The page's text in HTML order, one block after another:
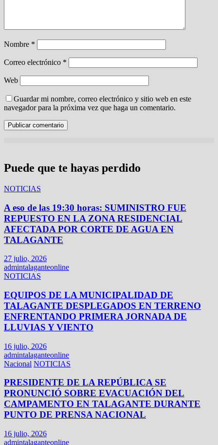
Nombre *
Correo electrónico *
Web
Guardar mi nombre, correo electrónico y sitio web en este
navegador para la próxima vez que haga un comentario.
Puede que te hayas perdido
NOTICIAS
A eso de las 19:30 horas: SUMINISTRO FUE
REPUESTO EN LA ZONA RESIDENCIAL
AFECTADA POR CORTE DE AGUA EN
TALAGANTE
27 julio, 2026
admintalaganteonline
NOTICIAS
EQUIPOS DE LA MUNICIPALIDAD DE
TALAGANTE DESPLEGADOS EN TERRENO
ENFRENTANDO PRIMERA JORNADA DE
LLUVIAS Y VIENTO
16 julio, 2026
admintalaganteonline
Nacional NOTICIAS
PRESIDENTE DE LA REPÚBLICA SE
PRONUNCIÓ SOBRE EVACUACIÓN DEL
CAMPAMENTO EN TALAGANTE DURANTE
PUNTO DE PRENSA NACIONAL
16 julio, 2026
admintalaganteonline